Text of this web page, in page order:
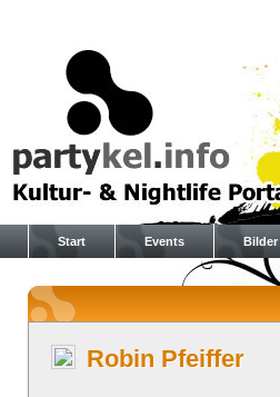
Start Events Bilder
Robin Pfeiffer